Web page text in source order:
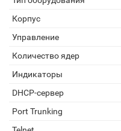
Корпус
Управление
Количество ядер
Индикаторы
DHCP-сервер
Port Trunking